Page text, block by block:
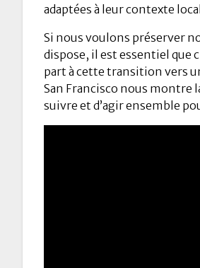
adaptées à leur contexte
Si nous voulons préserver
dispose, il est essentiel que
part à cette transition vers
San Francisco nous montre
suivre et d’agir ensemble